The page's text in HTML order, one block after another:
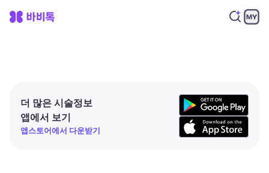
더 많은 시술정보
앱에서 보기
앱스토어에서 다운받기